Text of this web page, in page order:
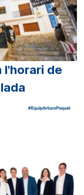
l'horari de